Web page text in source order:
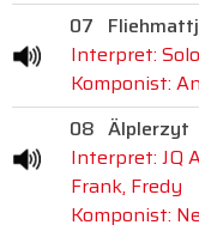
07
Interpret:
Komponist:
08 Älplerzyt
Interpret: JQ
Frank, Fredy
Komponist: